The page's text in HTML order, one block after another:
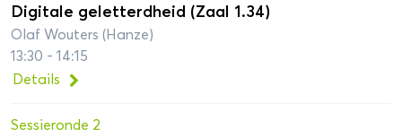
Digitale geletterdheid (Zaal 1.34)
Olaf Wouters (Hanze)
13:30 - 14:15
Details
Sessieronde 2